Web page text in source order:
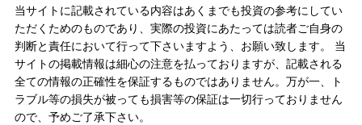
当サイトに記載されている内容はあくまでも投資の参考にしてい
ただくためのものであり、実際の投資にあたっては読者ご自身の
判断と責任において行って下さいますよう、お願い致します。 当
サイトの掲載情報は細心の注意を払っておりますが、記載される
全ての情報の正確性を保証するものではありません。万が一、ト
ラブル等の損失が被っても損害等の保証は一切行っておりません
ので、予めご了承下さい。